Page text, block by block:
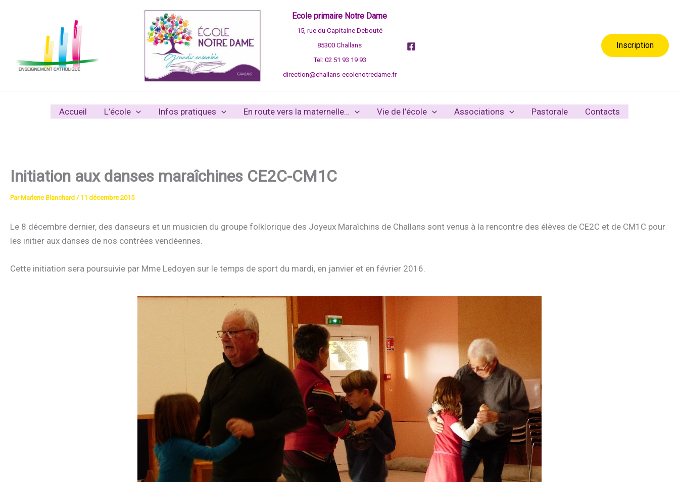
Ecole primaire Notre Dame
15, rue du Capitaine Debouté
85300 Challans
Tel: 02 51 93 19 93
direction@challans-ecolenotredame.fr
Inscription
Accueil L’école Infos pratiques En route vers la maternelle… Vie de l’école Associations Pastorale Contacts
Initiation aux danses maraîchines CE2C-CM1C
Par Marlene Blanchard / 11 décembre 2015
Le 8 décembre dernier, des danseurs et un musicien du groupe folklorique des Joyeux Maraîchins de Challans sont venus à la rencontre des élèves de CE2C et de CM1C pour
les initier aux danses de nos contrées vendéennes.
Cette initiation sera poursuivie par Mme Ledoyen sur le temps de sport du mardi, en janvier et en février 2016.